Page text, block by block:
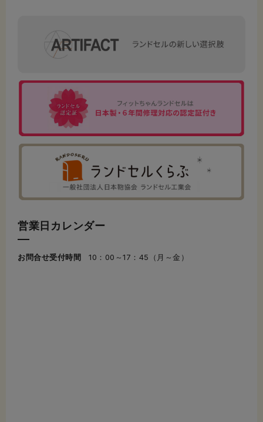
営業日カレンダー
お問合せ受付時間 10：00～17：45（月～金）